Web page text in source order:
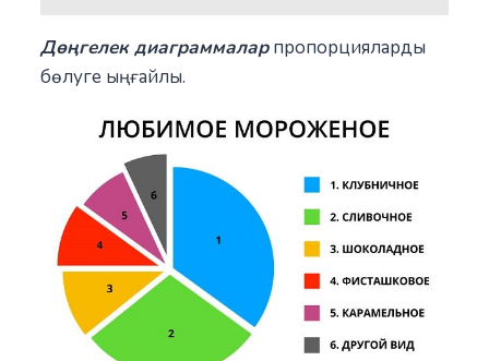
Дөңгелек диаграммаларпропорцияларды
бөлуге ыңғайлы.